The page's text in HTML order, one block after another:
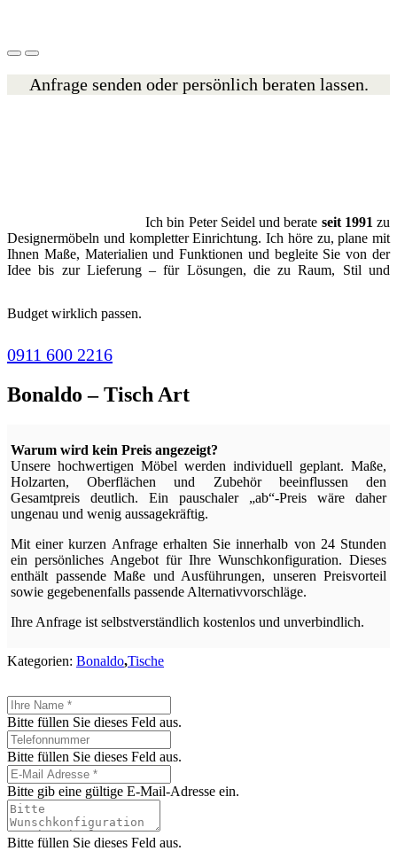
Anfrage senden oder persönlich beraten lassen.
Ich bin Peter Seidel und berate seit 1991 zu
Designermöbeln und kompletter Einrichtung. Ich höre zu, plane mit
Ihnen Maße, Materialien und Funktionen und begleite Sie von der
Idee bis zur Lieferung – für Lösungen, die zu Raum, Stil und
Budget wirklich passen.
0911 600 2216
Bonaldo – Tisch Art
Warum wird kein Preis angezeigt?
Unsere hochwertigen Möbel werden individuell geplant. Maße,
Holzarten, Oberflächen und Zubehör beeinflussen den
Gesamtpreis deutlich. Ein pauschaler „ab“-Preis wäre daher
ungenau und wenig aussagekräftig.
Mit einer kurzen Anfrage erhalten Sie innerhalb von 24 Stunden
ein persönliches Angebot für Ihre Wunschkonfiguration. Dieses
enthält passende Maße und Ausführungen, unseren Preisvorteil
sowie gegebenenfalls passende Alternativvorschläge.
Ihre Anfrage ist selbstverständlich kostenlos und unverbindlich.
Kategorien: Bonaldo,Tische
Bitte füllen Sie dieses Feld aus.
Bitte füllen Sie dieses Feld aus.
Bitte gib eine gültige E-Mail-Adresse ein.
Bitte füllen Sie dieses Feld aus.